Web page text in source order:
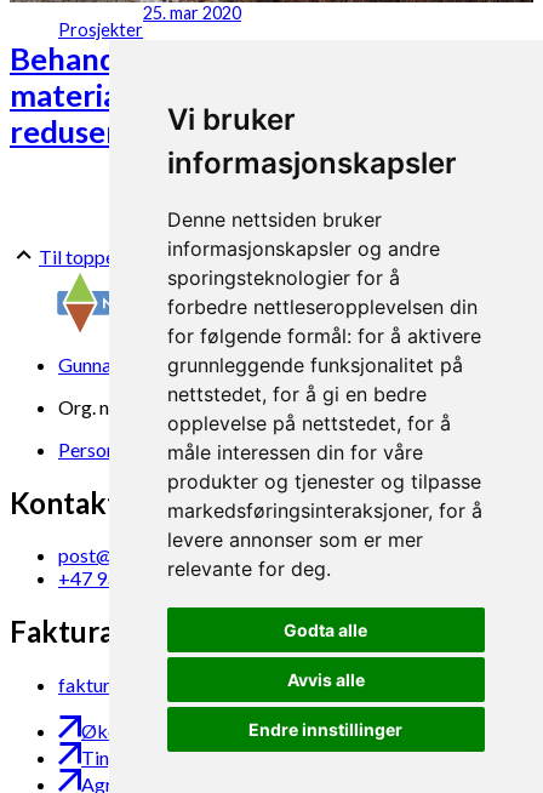
Vi bruker
informasjonskapsler
Denne nettsiden bruker
informasjonskapsler og andre
sporingsteknologier for å
forbedre nettleseropplevelsen din
for følgende formål: for å aktivere
grunnleggende funksjonalitet på
nettstedet, for å gi en bedre
opplevelse på nettstedet, for å
måle interessen din for våre
produkter og tjenester og tilpasse
markedsføringsinteraksjoner, for å
levere annonser som er mer
relevante for deg.
Godta alle
Avvis alle
Endre innstillinger
Prosjekter
25. mar 2020
Behandling av fast organisk
materiale for god gjødselkvalitet og
reduserte utslipp av drivhusgasser
Til toppen
Gunnars veg 6, 6630 Tingvoll
Org. nr. 969 840 383
Personvern
Kontakt oss
post@norsok.no
+47 930 09 884
Fakturamottak
faktura@norsok.no
Økobloggen
Tingvoll Økopark
Agropub